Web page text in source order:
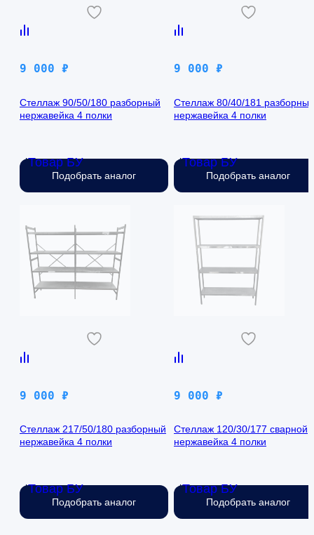
Товар БУ
9 000 ₽
Стеллаж 90/50/180 разборный
нержавейка 4 полки
Нет в наличии
Подобрать аналог
Товар БУ
9 000 ₽
Стеллаж 80/40/181 разборный
нержавейка 4 полки
Нет в наличии
Подобрать аналог
Товар БУ
9 000 ₽
Стеллаж 217/50/180 разборный
нержавейка 4 полки
Нет в наличии
Подобрать аналог
Товар БУ
9 000 ₽
Стеллаж 120/30/177 сварной
нержавейка 4 полки
Нет в наличии
Подобрать аналог